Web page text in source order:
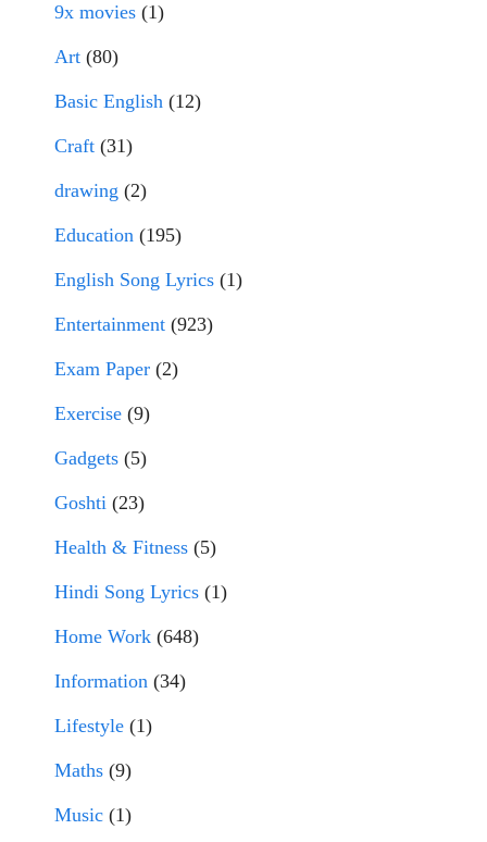
9x movies (1)
Art (80)
Basic English (12)
Craft (31)
drawing (2)
Education (195)
English Song Lyrics (1)
Entertainment (923)
Exam Paper (2)
Exercise (9)
Gadgets (5)
Goshti (23)
Health & Fitness (5)
Hindi Song Lyrics (1)
Home Work (648)
Information (34)
Lifestyle (1)
Maths (9)
Music (1)